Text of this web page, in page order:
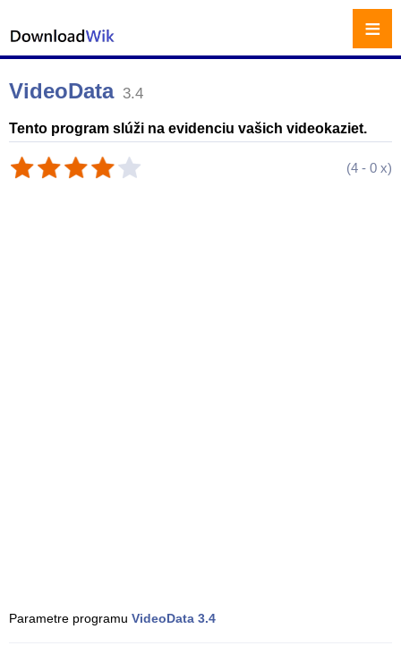
VideoData 3.4
Tento program slúži na evidenciu vašich videokaziet.
(4 - 0 x)
Parametre programu VideoData 3.4
≡